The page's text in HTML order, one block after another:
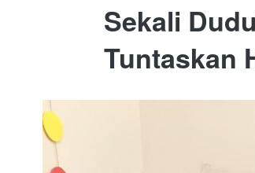
Sekali
Tuntaskan